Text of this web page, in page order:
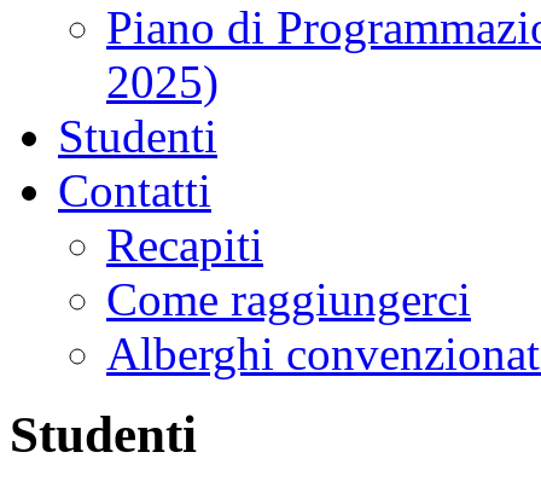
Piano di
2025)
Studenti
Contatti
Recapiti
Come raggiungerci
Alberghi
Studenti